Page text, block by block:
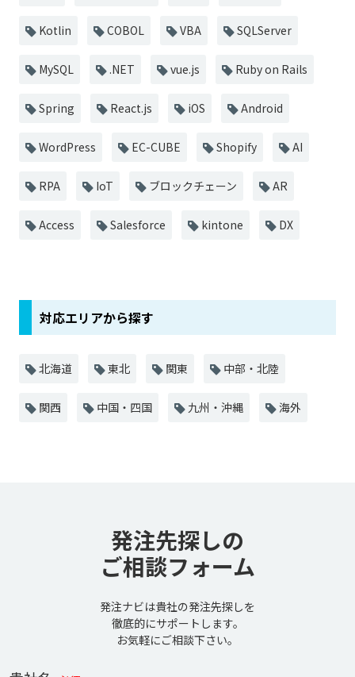
Kotlin COBOL VBA SQLServer
MySQL .NET vue.js Ruby on Rails
Spring React.js iOS Android
WordPress EC-CUBE Shopify AI
RPA IoT ブロックチェーン AR
Access Salesforce kintone DX
対応エリアから探す
北海道 東北 関東 中部・北陸
関西 中国・四国 九州・沖縄 海外
発注先探しの
ご相談フォーム
発注ナビは貴社の発注先探しを
徹底的にサポートします。
お気軽にご相談下さい。